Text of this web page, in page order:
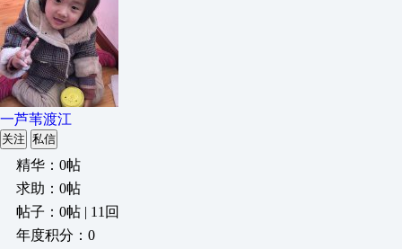
一芦苇渡江
关注 私信
精华：0帖
求助：0帖
帖子：0帖 | 11回
年度积分：0